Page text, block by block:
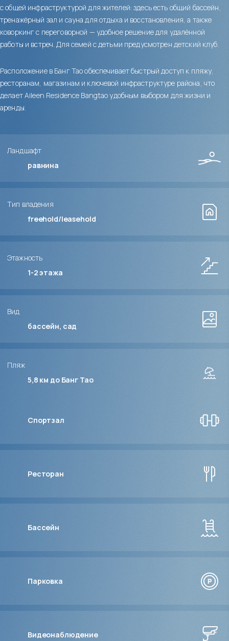
с общей инфраструктурой для жителей: здесь есть общий бассейн,
тренажёрный зал и сауна для отдыха и восстановления, а также
коворкинг с переговорной — удобное решение для удалённой
работы и встреч. Для семей с детьми предусмотрен детский клуб.
Расположение в Банг Тао обеспечивает быстрый доступ к пляжу,
ресторанам, магазинам и ключевой инфраструктуре района, что
делает Aileen Residence Bangtao удобным выбором для жизни и
аренды.
Ландшафт
равнина
Тип владения
freehold/leasehold
Этажность
1-2этажа
Вид
бассейн, сад
Пляж
5,8 км до Банг Тао
Спортзал
Ресторан
Бассейн
Парковка
Видеонаблюдение